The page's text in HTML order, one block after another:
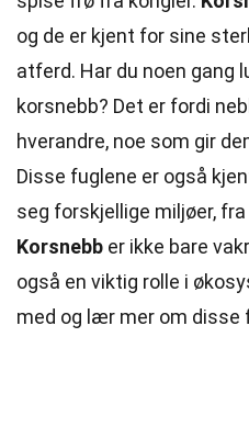
og de er kjent for sine
atferd. Har du noen gang
korsnebb? Det er fordi
hverandre, noe som gir
Disse fuglene er også
seg forskjellige miljøer,
Korsnebb er ikke bare
også en viktig rolle i
med og lær mer om